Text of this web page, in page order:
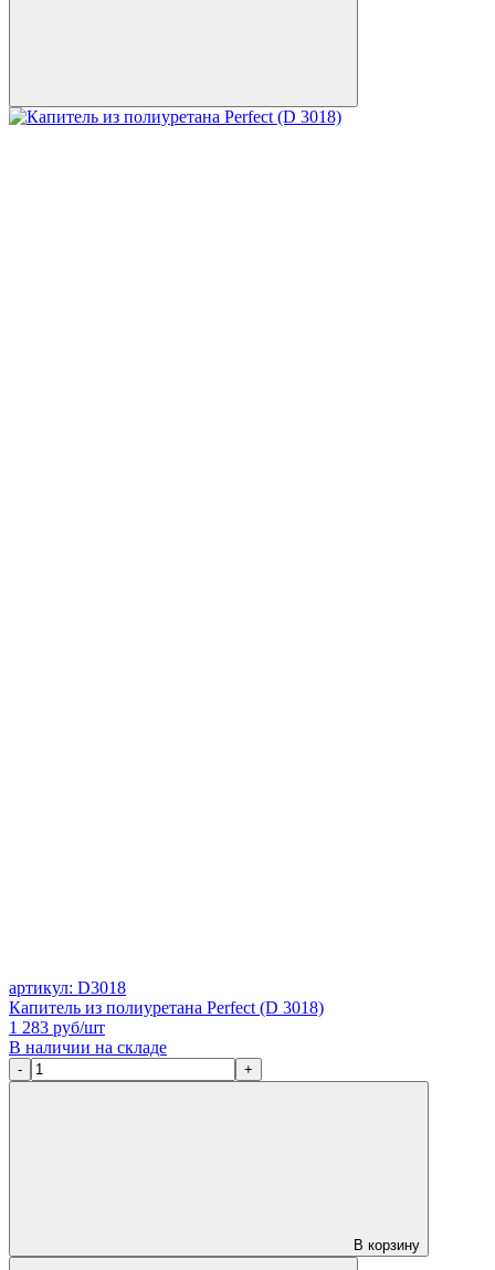
артикул: D3018
Капитель из полиуретана Perfect (D 3018)
1 283 руб/шт
В наличии на складе
- +
В корзину